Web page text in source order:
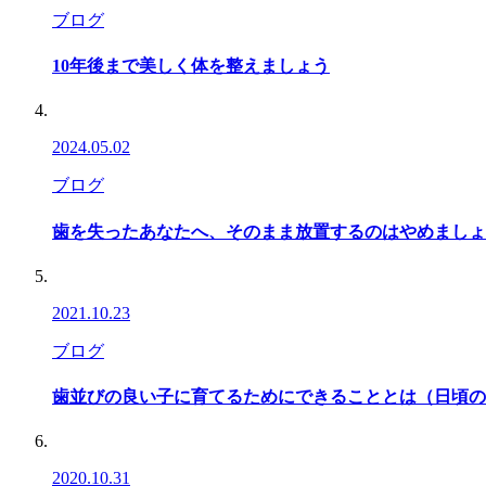
ブログ
10年後まで美しく体を整えましょう
2024.05.02
ブログ
歯を失ったあなたへ、そのまま放置するのはやめましょ
2021.10.23
ブログ
歯並びの良い子に育てるためにできることとは（日頃の
2020.10.31